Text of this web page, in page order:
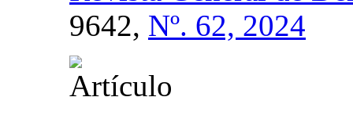
9642, Nº. 62, 2024